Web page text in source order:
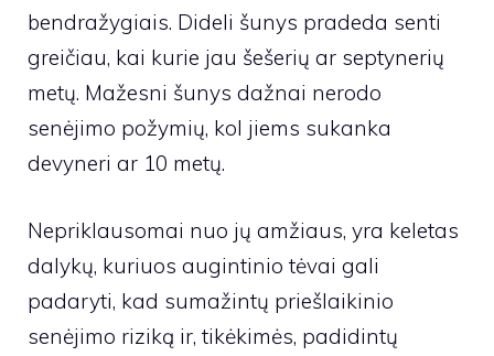
bendražygiais. Dideli šunys pradeda senti
greičiau, kai kurie jau šešerių ar septynerių
metų. Mažesni šunys dažnai nerodo
senėjimo požymių, kol jiems sukanka
devyneri ar 10 metų.
Nepriklausomai nuo jų amžiaus, yra keletas
dalykų, kuriuos augintinio tėvai gali
padaryti, kad sumažintų priešlaikinio
senėjimo riziką ir, tikėkimės, padidintų